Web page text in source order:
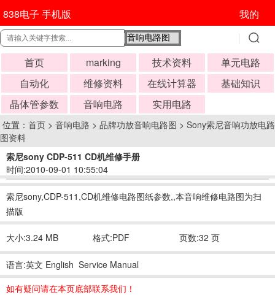
838电子 手机版 我的
首页 marking 技术资料
单元电路
自动化
维修资料 在线计算器
基础知识
晶体管参数
音响电路 实用电路
位置： 首页 > 音响电路 > 品牌功放音响电路图 > Sony索尼音响功放电路
图资料
索尼sony CDP-511 CD机维修手册
时间:2010-09-01 10:55:04
索尼sony,CDP-511,CD机维修电路图纸参数,,本音响维修电路图为扫
描版
大小:3.24 MB 格式:PDF 页数:32 页
语言:英文 English Service Manual
如有疑问请在本页底部联系我们！